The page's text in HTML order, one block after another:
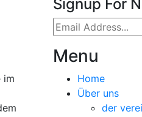
Signup For
im
Menu
Home
Über uns
der